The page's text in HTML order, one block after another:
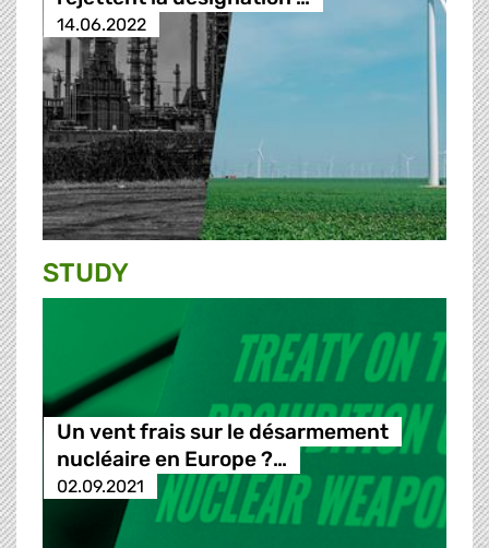
14.06.2022
STUDY
Un vent frais sur le désarmement
nucléaire en Europe ?…
02.09.2021